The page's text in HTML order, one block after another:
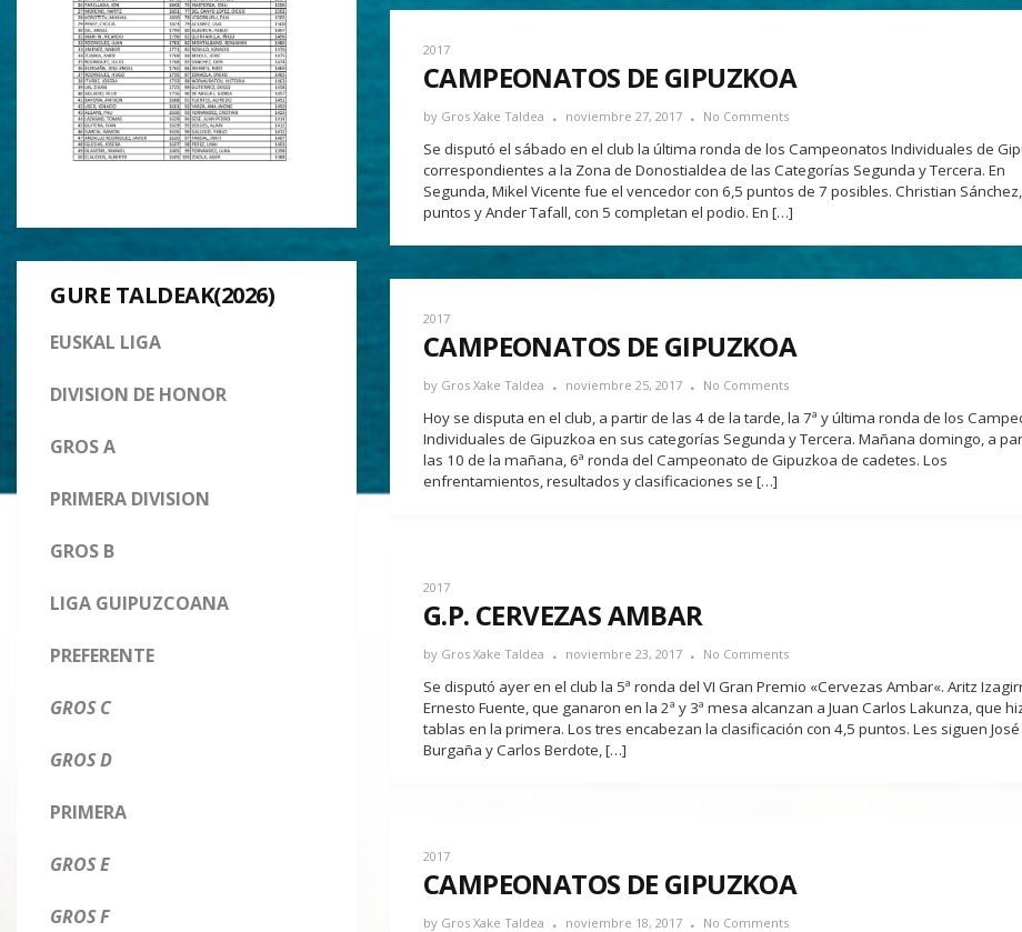
GURE TALDEAK(2026)
EUSKAL LIGA
DIVISION DE HONOR
GROS A
PRIMERA DIVISION
GROS B
LIGA GUIPUZCOANA
PREFERENTE
GROS C
GROS D
PRIMERA
GROS E
GROS F
2017
CAMPEONATOS DE GIPUZKOA
by Gros Xake Taldea noviembre 27, 2017 No Comments
Se disputó el sábado en el club la última ronda de los Campeonatos Individuales de
correspondientes a la Zona de Donostialdea de las Categorías Segunda y Tercera. En
Segunda, Mikel Vicente fue el vencedor con 6,5 puntos de 7 posibles. Christian
puntos y Ander Tafall, con 5 completan el podio. En […]
2017
CAMPEONATOS DE GIPUZKOA
by Gros Xake Taldea noviembre 25, 2017 No Comments
Hoy se disputa en el club, a partir de las 4 de la tarde, la 7ª y última ronda de los
Individuales de Gipuzkoa en sus categorías Segunda y Tercera. Mañana domingo, a
las 10 de la mañana, 6ª ronda del Campeonato de Gipuzkoa de cadetes. Los
enfrentamientos, resultados y clasificaciones se […]
2017
G.P. CERVEZAS AMBAR
by Gros Xake Taldea noviembre 23, 2017 No Comments
Se disputó ayer en el club la 5ª ronda del VI Gran Premio «Cervezas Ambar«. Aritz
Ernesto Fuente, que ganaron en la 2ª y 3ª mesa alcanzan a Juan Carlos Lakunza, que
tablas en la primera. Los tres encabezan la clasificación con 4,5 puntos. Les siguen
Burgaña y Carlos Berdote, […]
2017
CAMPEONATOS DE GIPUZKOA
by Gros Xake Taldea noviembre 18, 2017 No Comments